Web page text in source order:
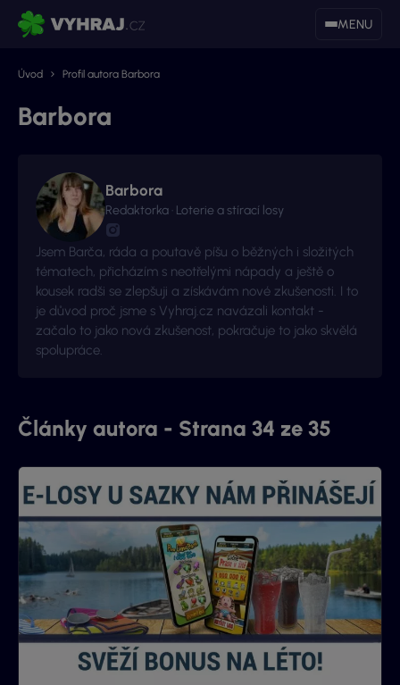
MENU
Úvod Profil autora Barbora
Barbora
Barbora
Redaktorka · Loterie a stírací losy
Jsem Barča, ráda a poutavě píšu o běžných i složitých
tématech, přicházím s neotřelými nápady a ještě o
kousek radši se zlepšuji a získávám nové zkušenosti. I to
je důvod proč jsme s Vyhraj.cz navázali kontakt -
začalo to jako nová zkušenost, pokračuje to jako skvělá
spolupráce.
Články autora - Strana 34 ze 35